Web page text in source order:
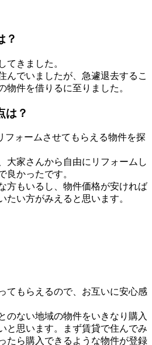
？
てきました。
んでいましたが、急遽退去するこ
物件を借りるに至りました。
は？
フォームさせてもらえる物件を探
大家さんから自由にリフォームし
良かったです。
方もいるし、物件価格が安ければ
たい方がみえると思います。
てもらえるので、お互いに安心感
のない地域の物件をいきなり購入
と思います。まず賃貸で住んでみ
たら購入できるような物件が登録